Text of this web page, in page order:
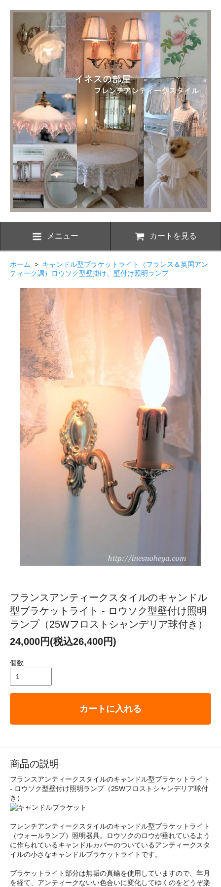
メニュー カートを見る
ホーム > キャンドル型ブラケットライト（フランス＆英国アン
ティーク調）ロウソク型壁掛け、壁付け照明ランプ
フランスアンティークスタイルのキャンドル
型ブラケットライト - ロウソク型壁付け照明
ランプ（25Wフロストシャンデリア球付き）
24,000円(税込26,400円)
個数
カートに入れる
商品の説明
フランスアンティークスタイルのキャンドル型ブラケットライト
- ロウソク型壁付け照明ランプ（25Wフロストシャンデリア球付
き）
フレンチアンティークスタイルのキャンドル型ブラケットライト
（ウォールランプ）照明器具。ロウソクのロウが垂れているよう
に作られているキャンドルカバーのついているアンティークスタ
イルの小さなキャンドルブラケットライトです。
ブラケットライト部分は無垢の真鍮を使用していますので、年月
を経て、アンティークないい色合いに変化してゆくのをどうぞ楽